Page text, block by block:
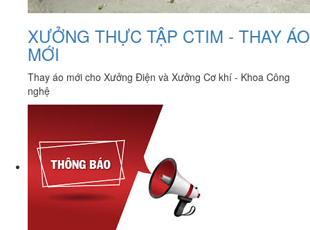
XƯỞNG THỰC TẬP CTIM - THAY ÁO
MỚI
Thay áo mới cho Xưởng Điện và Xưởng Cơ khí - Khoa Công
nghệ